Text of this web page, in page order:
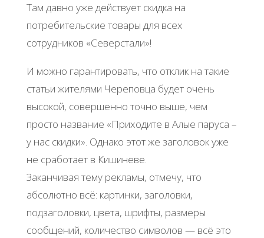
Там давно уже действует скидка на
потребительские товары для всех
сотрудников «Северстали»!
И можно гарантировать, что отклик на такие
статьи жителями Череповца будет очень
высокой, совершенно точно выше, чем
просто название «Приходите в Алые паруса –
у нас скидки». Однако этот же заголовок уже
не сработает в Кишиневе.
Заканчивая тему рекламы, отмечу, что
абсолютно всё: картинки, заголовки,
подзаголовки, цвета, шрифты, размеры
сообщений, количество символов — всё это